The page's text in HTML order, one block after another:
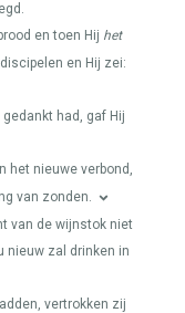
en toen Hij het
en Hij zei:
had, gaf Hij
het nieuwe verbond,
van zonden.
van de wijnstok niet
nieuw zal drinken in
vertrokken zij